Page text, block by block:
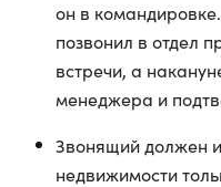
он в
позвонил в отдел
встречи, а
менеджера и
Звонящий должен
недвижимости